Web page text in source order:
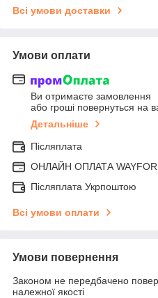
Всі умови доставки
Умови оплати
Ви отримаєте замовлення
або гроші повернуться на
Детальніше
Післяплата
ОНЛАЙН ОПЛАТА
Післяплата Укрпоштою
Всі умови оплати
Умови повернення
Законом не передбачено
належної якості